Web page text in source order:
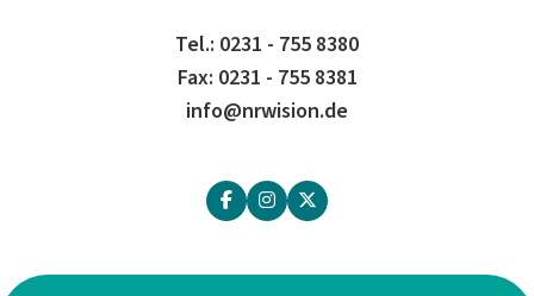
Tel.: 0231 - 755 8380
Fax: 0231 - 755 8381
info@nrwision.de